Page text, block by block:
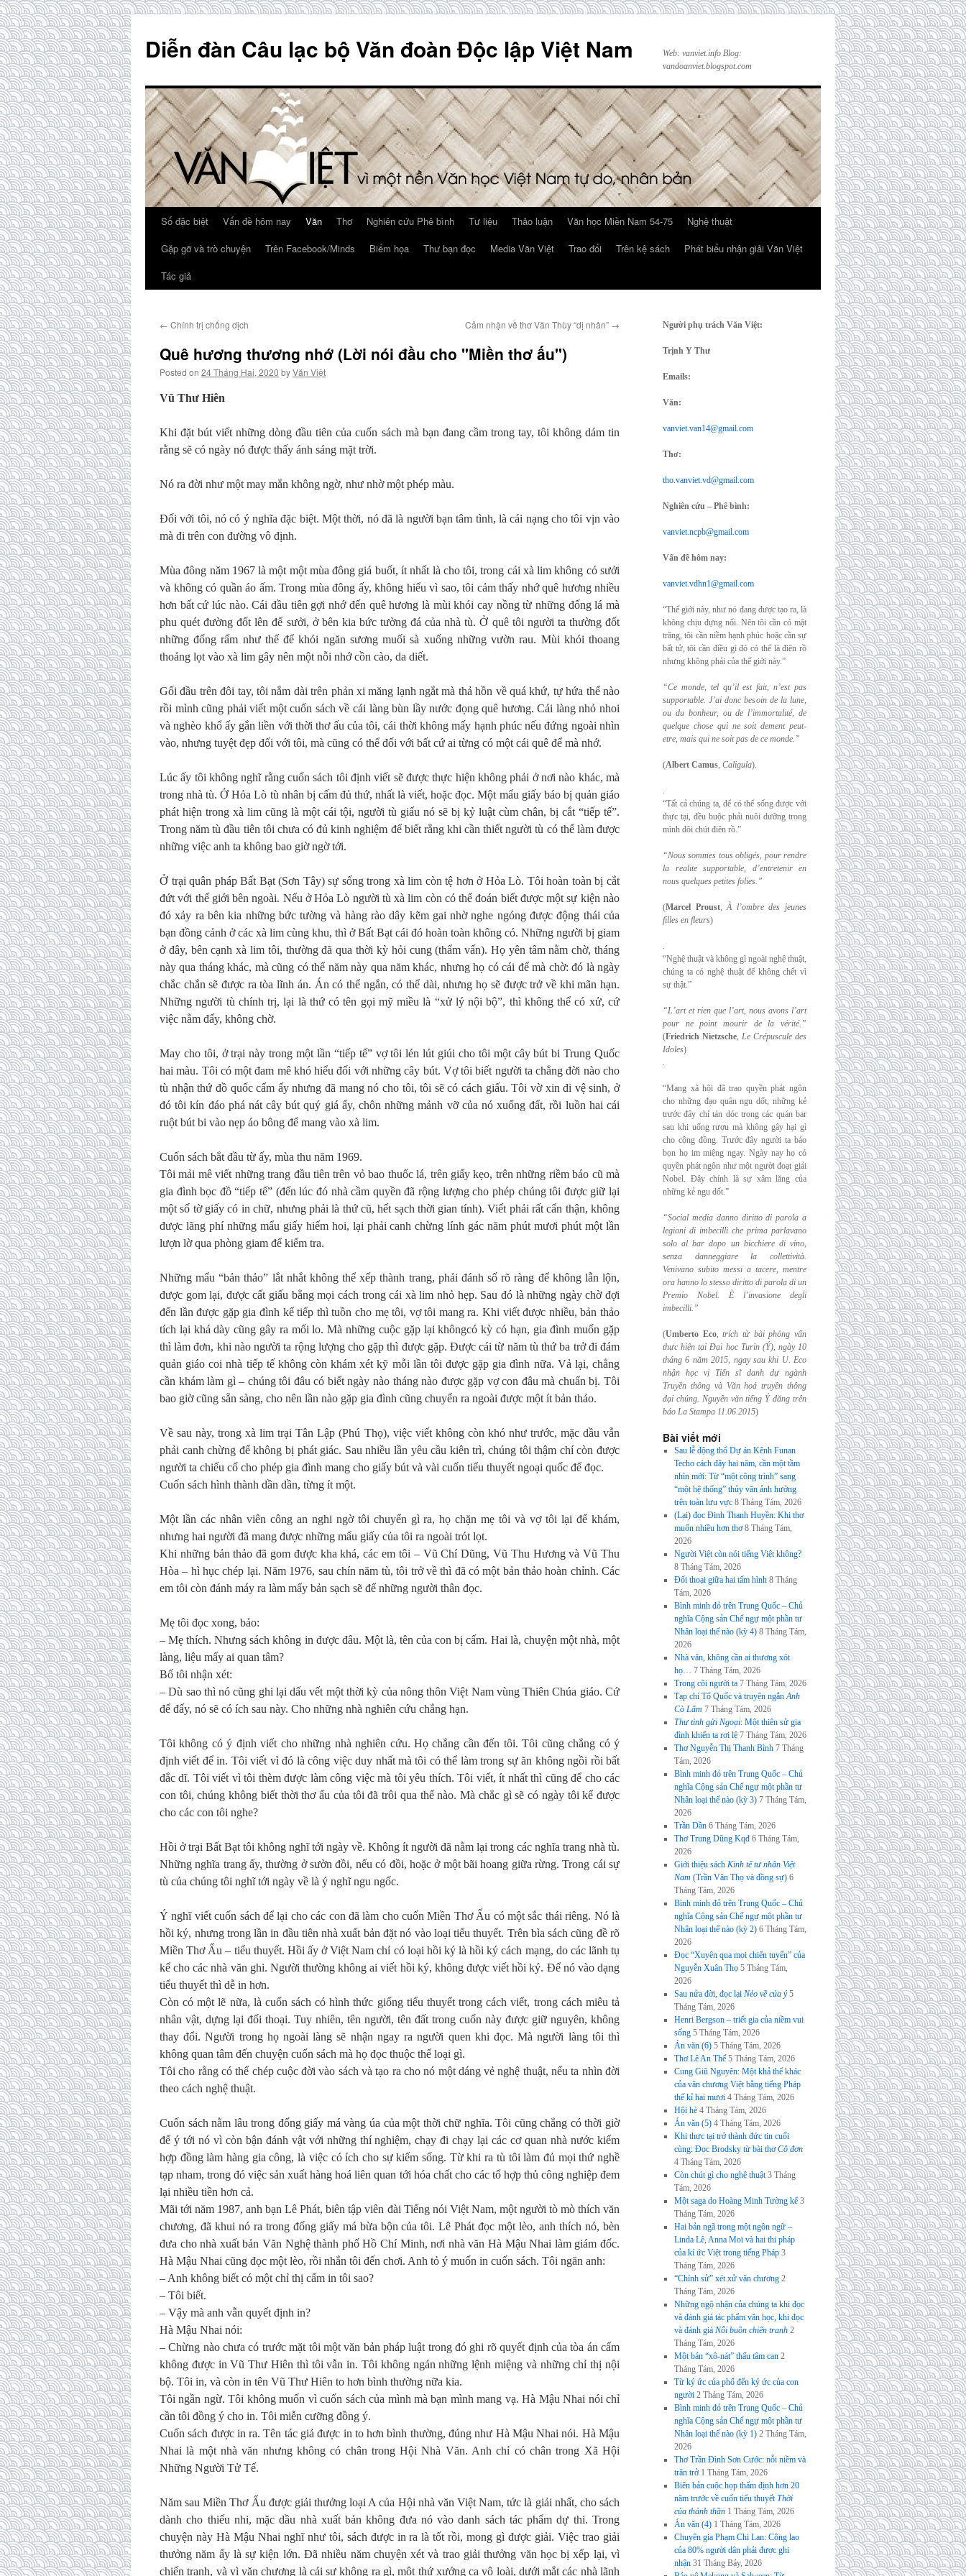
content
Diễn đàn Câu lạc bộ Văn đoàn Độc lập Việt Nam
Web: vanviet.info Blog:
vandoanviet.blogspot.com
Số đặc biệt Vấn đề hôm nay Văn Thơ Nghiên cứu Phê bình Tư liệu Thảo luận Văn học Miền Nam 54-75
Nghệ thuật
Gặp gỡ và trò chuyện
Trên Facebook/Minds Biếm họa Thư bạn đọc Media Văn Việt Trao đổi Trên kệ sách
Phát biểu nhận giải Văn Việt
Tác giả
← Chính trị chống dịch Cảm nhận về thơ Văn Thùy “dị nhân” →
Quê hương thương nhớ (Lời nói đầu cho "Miền thơ ấu")
Posted on 24 Tháng Hai, 2020 byVăn Việt
Vũ Thư Hiên
Khi đặt bút viết những dòng đầu tiên của cuốn sách mà bạn đang cầm trong tay, tôi không dám tin
rằng sẽ có ngày nó được thấy ánh sáng mặt trời.
Nó ra đời như một may mắn không ngờ, như nhờ một phép màu.
Đối với tôi, nó có ý nghĩa đặc biệt. Một thời, nó đã là người bạn tâm tình, là cái nạng cho tôi vịn vào
mà đi trên con đường vô định.
Mùa đông năm 1967 là một một mùa đông giá buốt, ít nhất là cho tôi, trong cái xà lim không có sưởi
và không có quần áo ấm. Trong mùa đông ấy, không hiểu vì sao, tôi cảm thấy nhớ quê hương nhiều
hơn bất cứ lúc nào. Cái đầu tiên gợi nhớ đến quê hương là mùi khói cay nồng từ những đống lá mà
phu quét đường đốt lên để sưởi, ở bên kia bức tường đá của nhà tù. Ở quê tôi người ta thường đốt
những đống rấm như thế để khói ngăn sương muối sà xuống những vườn rau. Mùi khói thoang
thoảng lọt vào xà lim gây nên một nỗi nhớ cồn cào, da diết.
Gối đầu trên đôi tay, tôi nằm dài trên phản xi măng lạnh ngắt mà thả hồn về quá khứ, tự hứa thể nào
rồi mình cũng phải viết một cuốn sách về cái làng bùn lầy nước đọng quê hương. Cái làng nhỏ nhoi
và nghèo khổ ấy gắn liền với thời thơ ấu của tôi, cái thời không mấy hạnh phúc nếu đứng ngoài nhìn
vào, nhưng tuyệt đẹp đối với tôi, mà cũng có thể đối với bất cứ ai từng có một cái quê để mà nhớ.
Lúc ấy tôi không nghĩ rằng cuốn sách tôi định viết sẽ được thực hiện không phải ở nơi nào khác, mà
trong nhà tù. Ở Hỏa Lò tù nhân bị cấm đủ thứ, nhất là viết, hoặc đọc. Một mẩu giấy báo bị quản giáo
phát hiện trong xà lim cũng là một cái tội, người tù giấu nó sẽ bị kỷ luật cùm chân, bị cắt “tiếp tế”.
Trong năm tù đầu tiên tôi chưa có đủ kinh nghiệm để biết rằng khi cần thiết người tù có thể làm được
những việc anh ta không bao giờ ngờ tới.
Ở trại quân pháp Bất Bạt (Sơn Tây) sự sống trong xà lim còn tệ hơn ở Hỏa Lò. Tôi hoàn toàn bị cắt
đứt với thế giới bên ngoài. Nếu ở Hỏa Lò người tù xà lim còn có thể đoán biết được một sự kiện nào
đó xảy ra bên kia những bức tường và hàng rào dây kẽm gai nhờ nghe ngóng được động thái của
bạn đồng cảnh ở các xà lim cùng khu, thì ở Bất Bạt cái đó hoàn toàn không có. Những người bị giam
ở đây, bên cạnh xà lim tôi, thường đã qua thời kỳ hỏi cung (thẩm vấn). Họ yên tâm nằm chờ, tháng
này qua tháng khác, mà cũng có thể năm này qua năm khác, nhưng họ có cái để mà chờ: đó là ngày
chắc chắn sẽ được ra tòa lĩnh án. Án có thể ngắn, có thể dài, nhưng họ sẽ được trở về khi mãn hạn.
Những người tù chính trị, lại là thứ có tên gọi mỹ miều là “xử lý nội bộ”, thì không thể có xử, cứ
việc nằm đấy, không chờ.
May cho tôi, ở trại này trong một lần “tiếp tế” vợ tôi lén lút giúi cho tôi một cây bút bi Trung Quốc
hai màu. Tôi có một đam mê khó hiểu đối với những cây bút. Vợ tôi biết người ta chẳng đời nào cho
tù nhận thứ đồ quốc cấm ấy nhưng đã mang nó cho tôi, tôi sẽ có cách giấu. Tôi vờ xin đi vệ sinh, ở
đó tôi kín đáo phá nát cây bút quý giá ấy, chôn những mảnh vỡ của nó xuống đất, rồi luồn hai cái
ruột bút bi vào nẹp áo bông để mang vào xà lim.
Cuốn sách bắt đầu từ ấy, mùa thu năm 1969.
Tôi mải mê viết những trang đầu tiên trên vỏ bao thuốc lá, trên giấy kẹo, trên những riềm báo cũ mà
gia đình bọc đồ “tiếp tế” (đến lúc đó nhà cầm quyền đã rộng lượng cho phép chúng tôi được giữ lại
một số tờ giấy có in chữ, nhưng phải là thứ cũ, hết sạch thời gian tính). Viết phải rất cẩn thận, không
được lãng phí những mẩu giấy hiếm hoi, lại phải canh chừng lính gác năm phút mươi phút một lần
lượn lờ qua phòng giam để kiểm tra.
Những mẩu “bản thảo” lắt nhắt không thể xếp thành trang, phải đánh số rõ ràng để không lẫn lộn,
được gom lại, được cất giấu bằng mọi cách trong cái xà lim nhỏ hẹp. Sau đó là những ngày chờ đợi
đến lần được gặp gia đình kế tiếp thì tuồn cho mẹ tôi, vợ tôi mang ra. Khi viết được nhiều, bản thảo
tích lại khá dày cũng gây ra mối lo. Mà những cuộc gặp lại khôngcó kỳ có hạn, gia đình muốn gặp
thì làm đơn, khi nào người ta rộng lượng cho gặp thì được gặp. Được cái từ năm tù thứ ba trở đi đám
quản giáo coi nhà tiếp tế không còn khám xét kỹ mỗi lần tôi được gặp gia đình nữa. Vả lại, chẳng
cần khám làm gì – chúng tôi đâu có biết ngày nào tháng nào được gặp vợ con đâu mà chuẩn bị. Tôi
bao giờ cũng sẵn sàng, cho nên lần nào gặp gia đình cũng chuyển ra ngoài được một ít bản thảo.
Về sau này, trong xà lim trại Tân Lập (Phú Thọ), việc viết không còn khó như trước, mặc dầu vẫn
phải canh chừng để không bị phát giác. Sau nhiều lần yêu cầu kiên trì, chúng tôi thậm chí còn được
người ta chiếu cố cho phép gia đình mang cho giấy bút và vài cuốn tiểu thuyết ngoại quốc để đọc.
Cuốn sách hình thành dần dần, từng ít một.
Một lần các nhân viên công an nghi ngờ tôi chuyển gì ra, họ chặn mẹ tôi và vợ tôi lại để khám,
nhưng hai người đã mang được những mẩu giấy của tôi ra ngoài trót lọt.
Khi những bản thảo đã gom được kha khá, các em tôi – Vũ Chí Dũng, Vũ Thu Hương và Vũ Thu
Hòa – hì hục chép lại. Năm 1976, sau chín năm tù, tôi trở về thì đã có một bản thảo hoàn chỉnh. Các
em tôi còn đánh máy ra làm mấy bản sạch sẽ để những người thân đọc.
Mẹ tôi đọc xong, bảo:
– Mẹ thích. Nhưng sách không in được đâu. Một là, tên của con bị cấm. Hai là, chuyện một nhà, một
làng, liệu mấy ai quan tâm?
Bố tôi nhận xét:
– Dù sao thì nó cũng ghi lại dấu vết một thời kỳ của nông thôn Việt Nam vùng Thiên Chúa giáo. Cứ
để đấy, nó sẽ có ích sau này. Cho những nhà nghiên cứu chẳng hạn.
Tôi không có ý định viết cho những nhà nghiên cứu. Họ chẳng cần đến tôi. Tôi cũng chẳng có ý
định viết để in. Tôi viết vì đó là công việc duy nhất mà tôi có thể làm trong sự ăn không ngồi rồi bất
đắc dĩ. Tôi viết vì tôi thèm được làm công việc mà tôi yêu thích. Tôi viết, ít nhất thì cũng để cho các
con tôi, chúng không biết thời thơ ấu của tôi đã trôi qua thế nào. Mà chắc gì sẽ có ngày tôi kể được
cho các con tôi nghe?
Hồi ở trại Bất Bạt tôi không nghĩ tới ngày về. Không ít người đã nằm lại trong các nghĩa trang nhà tù.
Những nghĩa trang ấy, thường ở sườn đồi, nếu có đồi, hoặc ở một bãi hoang giữa rừng. Trong cái sự
tù của chúng tôi nghĩ tới ngày về là ý nghĩ ngu ngốc.
Ý nghĩ viết cuốn sách để lại cho các con đã làm cho cuốn Miền Thơ Ấu có một sắc thái riêng. Nó là
hồi ký, nhưng trong lần in đầu tiên nhà xuất bản đặt nó vào loại tiểu thuyết. Trên bìa sách cũng đề rõ
Miền Thơ Ấu – tiểu thuyết. Hồi ấy ở Việt Nam chỉ có loại hồi ký là hồi ký cách mạng, do các lãnh tụ
kể cho các nhà văn ghi. Người thường không ai viết hồi ký, không được viết hồi ký. Để nó vào dạng
tiểu thuyết thì dễ in hơn.
Còn có một lẽ nữa, là cuốn sách có hình thức giống tiểu thuyết trong cách viết, trong cách miêu tả
nhân vật, dựng lại đối thoại. Tuy nhiên, tên người, tên đất trong cuốn này được giữ nguyên, không
thay đổi. Người trong họ ngoài làng sẽ nhận ngay ra người quen khi đọc. Mà người làng tôi thì
không quan tâm đến chuyện cuốn sách mà họ đọc thuộc thể loại gì.
Tôi cho rằng có thể chép cuộc đời vào sách và tạo ra cho nó một dáng vẻ nghệ thuật, nếu ta nhìn đời
theo cách nghệ thuật.
Cuốn sách nằm lâu trong đống giấy má vàng úa của một thời chữ nghĩa. Tôi cũng chẳng có thời giờ
để ý tới nó vì còn bận đánh vật với những thí nghiệm, chạy đi chạy lại các cơ quan nhà nước kiếm
hợp đồng làm hàng gia công, là việc có ích cho sự kiếm sống. Từ khi ra tù tôi làm đủ mọi thứ nghề
tạp nham, trong đó việc sản xuất hàng hoá liên quan tới hóa chất cho các tổ hợp thủ công nghiệp đem
lại nhiều tiền hơn cả.
Mãi tới năm 1987, anh bạn Lê Phát, biên tập viên đài Tiếng nói Việt Nam, một người tò mò thích văn
chương, đã khui nó ra trong đống giấy má bừa bộn của tôi. Lê Phát đọc một lèo, anh thích nó, bèn
đưa cho nhà xuất bản Văn Nghệ thành phố Hồ Chí Minh, nơi nhà văn Hà Mậu Nhai làm giám đốc.
Hà Mậu Nhai cũng đọc một lèo, rồi nhắn tôi đến chơi. Anh tỏ ý muốn in cuốn sách. Tôi ngăn anh:
– Anh không biết có một chỉ thị cấm in tôi sao?
– Tôi biết.
– Vậy mà anh vẫn quyết định in?
Hà Mậu Nhai nói:
– Chừng nào chưa có trước mặt tôi một văn bản pháp luật trong đó ghi rõ quyết định của tòa án cấm
không được in Vũ Thư Hiên thì tôi vẫn in. Tôi không ngán những lệnh miệng và những chỉ thị nội
bộ. Tôi in, và còn in tên Vũ Thư Hiên to hơn bình thường nữa kia.
Tôi ngần ngừ. Tôi không muốn vì cuốn sách của mình mà bạn mình mang vạ. Hà Mậu Nhai nói chỉ
cần tôi đồng ý cho in. Tôi miễn cưỡng đồng ý.
Cuốn sách được in ra. Tên tác giả được in to hơn bình thường, đúng như Hà Mậu Nhai nói. Hà Mậu
Nhai là một nhà văn nhưng không có chân trong Hội Nhà Văn. Anh chỉ có chân trong Xã Hội
Những Người Tử Tế.
Năm sau Miền Thơ Ấu được giải thưởng loại A của Hội nhà văn Việt Nam, tức là giải nhất, cho sách
dành cho thiếu nhi, mặc dầu nhà xuất bản không đưa nó vào danh sách tác phẩm dự thi. Trong
chuyện này Hà Mậu Nhai nghĩ như tôi, sách được in ra là tốt rồi, mong gì được giải. Việc trao giải
thưởng năm ấy là sự kiện lớn. Đã nhiều năm chuyện xét và trao giải thưởng văn học bị xếp lại, vì
chiến tranh, và vì văn chương là cái sự không ra gì, một thứ xướng ca vô loài, dưới mắt các nhà lãnh
Người phụ trách Văn Việt:
Trịnh Y Thư
Emails:
Văn:
vanviet.van14@gmail.com
Thơ:
tho.vanviet.vd@gmail.com
Nghiên cứu – Phê bình:
vanviet.ncpb@gmail.com
Vấn đề hôm nay:
vanviet.vdhn1@gmail.com
“Thế giới này, như nó đang được tạo ra, là
không chịu đựng nổi. Nên tôi cần có mặt
trăng, tôi cần niềm hạnh phúc hoặc cần sự
bất tử, tôi cần điều gì đó có thể là điên rồ
nhưng không phải của thế giới này.”
“Ce monde, tel qu’il est fait, n’est pas
supportable. J’ai donc besoin de la lune,
ou du bonheur, ou de l’immortalité, de
quelque chose qui ne soit dement peut-
etre, mais qui ne soit pas de ce monde.”
(Albert Camus, Caligula).
.
“Tất cả chúng ta, để có thể sống được với
thực tại, đều buộc phải nuôi dưỡng trong
mình đôi chút điên rồ.”
“Nous sommes tous obligés, pour rendre
la realite supportable, d’entretenir en
nous quelques petites folies.”
(Marcel Proust,À l’ombre des jeunes
filles en fleurs)
.
“Nghệ thuật và không gì ngoài nghệ thuật,
chúng ta có nghệ thuật để không chết vì
sự thật.”
“L’art et rien que l’art, nous avons l’art
pour ne point mourir de la vérité.”
(Friedrich Nietzsche, Le Crépuscule des
Idoles)
.
“Mạng xã hội đã trao quyền phát ngôn
cho những đạo quân ngu dốt, những kẻ
trước đây chỉ tán dóc trong các quán bar
sau khi uống rượu mà không gây hại gì
cho cộng đồng. Trước đây người ta bảo
bọn họ im miệng ngay. Ngày nay họ có
quyền phát ngôn như một người đoạt giải
Nobel. Đây chính là sự xâm lăng của
những kẻ ngu dốt.”
“Social media danno diritto di parola a
legioni di imbecilli che prima parlavano
solo albar dopo un bicchiere di vino,
senza danneggiare la collettività.
Venivano subito messi a tacere, mentre
ora hanno lo stesso diritto di parola di un
Premio Nobel. È l’invasione degli
imbecilli.”
(Umberto Eco,trích từ bài phỏng vấn
thực hiện tại Đại học Turin (Ý), ngày 10
tháng 6 năm 2015, ngay sau khi U. Eco
nhận học vị Tiến sĩ danh dự ngành
Truyền thông và Văn hoá truyền thông
đại chúng. Nguyên văn tiếng Ý đăng trên
báo La Stampa 11.06.2015)
Bài viết mới
Sau lễ động thổ Dự án Kênh Funan
Techo cách đây hai năm, cần một tầm
nhìn mới: Từ “một công trình” sang
“một hệ thống” thủy văn ảnh hưởng
trên toàn lưu vực 8 Tháng Tám, 2026
(Lại) đọc Đinh Thanh Huyền: Khi thơ
muốn nhiều hơn thơ 8 Tháng Tám,
2026
Người Việt còn nói tiếng Việt không?
8 Tháng Tám, 2026
Đối thoại giữa hai tấm hình 8 Tháng
Tám, 2026
Bình minh đỏ trên Trung Quốc – Chủ
nghĩa Cộng sản Chế ngự một phần tư
Nhân loại thế nào (kỳ 4) 8 Tháng Tám,
2026
Nhà văn, không cần ai thương xót
họ… 7 Tháng Tám, 2026
Trong cõi người ta 7 Tháng Tám, 2026
Tạp chí Tổ Quốc và truyện ngắnAnh
Cò Lấm 7 Tháng Tám, 2026
Thư tình gửi Ngoại: Một thiên sử gia
đình khiến ta rơi lệ 7 Tháng Tám, 2026
Thơ Nguyễn Thị Thanh Bình 7 Tháng
Tám, 2026
Bình minh đỏ trên Trung Quốc – Chủ
nghĩa Cộng sản Chế ngự một phần tư
Nhân loại thế nào (kỳ 3) 7 Tháng Tám,
2026
Trần Dần 6 Tháng Tám, 2026
Thơ Trung Dũng Kqđ 6 Tháng Tám,
2026
Giới thiệu sách Kinh tế tư nhân Việt
Nam (Trần Văn Thọ và đồng sự) 6
Tháng Tám, 2026
Bình minh đỏ trên Trung Quốc – Chủ
nghĩa Cộng sản Chế ngự một phần tư
Nhân loại thế nào (kỳ 2) 6 Tháng Tám,
2026
Đọc “Xuyên qua mọi chiến tuyến” của
Nguyễn Xuân Thọ 5 Tháng Tám,
2026
Sau nửa đời, đọc lại Nẻo về của ý 5
Tháng Tám, 2026
Henri Bergson – triết gia của niềm vui
sống 5 Tháng Tám, 2026
Án văn (6) 5 Tháng Tám, 2026
Thơ Lê An Thế 5 Tháng Tám, 2026
Cung Giũ Nguyên: Một khả thể khác
của văn chương Việt bằng tiếng Pháp
thế kỉ hai mươi 4 Tháng Tám, 2026
Hội hè 4 Tháng Tám, 2026
Án văn (5) 4 Tháng Tám, 2026
Khi thực tại trở thành đức tin cuối
cùng: Đọc Brodsky từ bài thơCô đơn
4 Tháng Tám, 2026
Còn chút gì cho nghệ thuật 3 Tháng
Tám, 2026
Một saga do Hoàng Minh Tường kể 3
Tháng Tám, 2026
Hai bản ngã trong một ngôn ngữ –
Linda Lê, Anna Moï và hai thi pháp
của kí ức Việt trong tiếng Pháp 3
Tháng Tám, 2026
“Chính sử” xét xử văn chương 2
Tháng Tám, 2026
Những ngộ nhận của chúng ta khi đọc
và đánh giá tác phẩm văn học, khi đọc
và đánh giá Nỗi buồn chiến tranh 2
Tháng Tám, 2026
Một bản “xô-nát” thấu tâm can 2
Tháng Tám, 2026
Từ ký ức của phố đến ký ức của con
người 2 Tháng Tám, 2026
Bình minh đỏ trên Trung Quốc – Chủ
nghĩa Cộng sản Chế ngự một phần tư
Nhân loại thế nào (kỳ 1) 2 Tháng Tám,
2026
Thơ Trần Đình Sơn Cước: nỗi niềm và
trăn trở 1 Tháng Tám, 2026
Biên bản cuộc họp thẩm định hơn 20
năm trước về cuốn tiểu thuyếtThời
của thánh thần 1 Tháng Tám, 2026
Án văn (4) 1 Tháng Tám, 2026
Chuyên gia Phạm Chi Lan: Công lao
của 80% người dân phải được ghi
nhận 31 Tháng Bảy, 2026